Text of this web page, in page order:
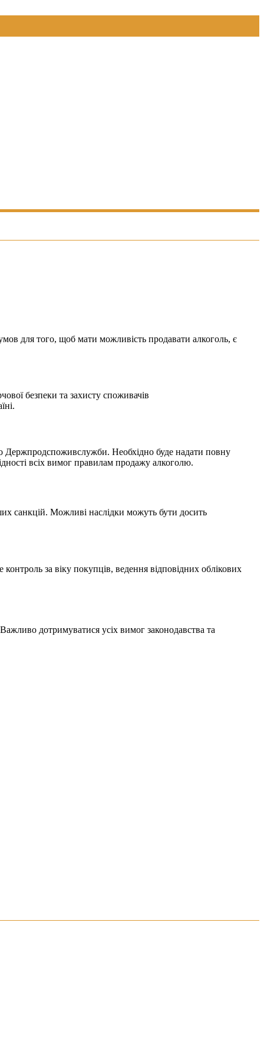
для того, щоб мати можливість продавати алкоголь, є
безпеки та захисту споживачів
Держпродспоживслужби. Необхідно буде надати повну
всіх вимог правилам продажу алкоголю.
санкцій. Можливі наслідки можуть бути досить
за віку покупців, ведення відповідних облікових
дотримуватися усіх вимог законодавства та